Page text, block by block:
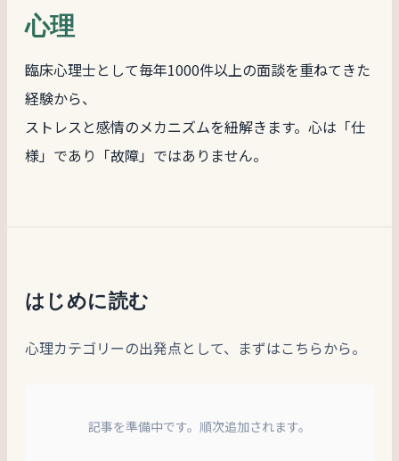
心理
臨床心理士として毎年1000件以上の面談を重ねてきた
経験から、
ストレスと感情のメカニズムを紐解きます。心は「仕
様」であり「故障」ではありません。
はじめに読む
心理カテゴリーの出発点として、まずはこちらから。
記事を準備中です。順次追加されます。